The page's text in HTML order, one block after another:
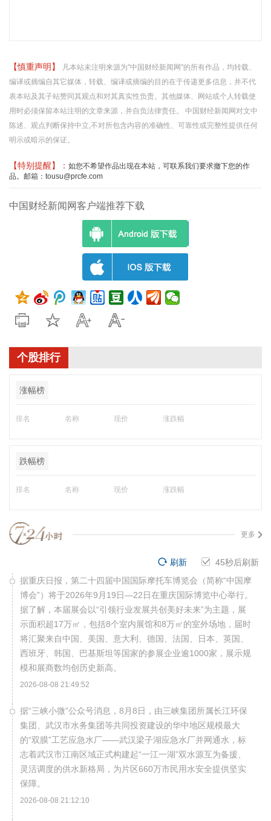
【慎重声明】
凡本站未注明来源为"中国财经新闻网"的所有作品，均转载、
编译或摘编自其它媒体，转载、编译或摘编的目的在于传递更多信息，并不代
表本站及其子站赞同其观点和对其真实性负责。其他媒体、网站或个人转载使
用时必须保留本站注明的文章来源，并自负法律责任。 中国财经新闻网对文中
陈述、观点判断保持中立,不对所包含内容的准确性、可靠性或完整性提供任何
明示或暗示的保证。
【特别提醒】： 如您不希望作品出现在本站，可联系我们要求撤下您的作
品。邮箱：tousu@prcfe.com
中国财经新闻网客户端推荐下载
个股排行
涨幅榜
排名 名称 现价 涨跌幅
跌幅榜
排名 名称 现价 涨跌幅
更多
45秒后刷新
刷新
据重庆日报，第二十四届中国国际摩托车博览会（简称“中国摩
博会”）将于2026年9月19日—22日在重庆国际博览中心举行。
据了解，本届展会以“引领行业发展共创美好未来”为主题，展
示面积超17万㎡，包括8个室内展馆和8万㎡的室外场地，届时
将汇聚来自中国、美国、意大利、德国、法国、日本、英国、
西班牙、韩国、巴基斯坦等国家的参展企业逾1000家，展示规
模和展商数均创历史新高。
2026-08-08 21:49:52
据“三峡小微”公众号消息，8月8日，由三峡集团所属长江环保
集团、武汉市水务集团等共同投资建设的华中地区规模最大
的“双膜”工艺应急水厂——武汉梁子湖应急水厂并网通水，标
志着武汉市江南区域正式构建起“一江一湖”双水源互为备援、
灵活调度的供水新格局，为片区660万市民用水安全提供坚实
保障。
2026-08-08 21:12:10